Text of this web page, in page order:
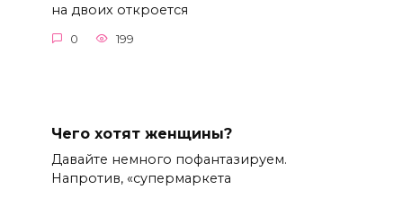
на двоих откроется
0 199
Чего хотят женщины?
Давайте немного пофантазируем.
Напротив, «супермаркета